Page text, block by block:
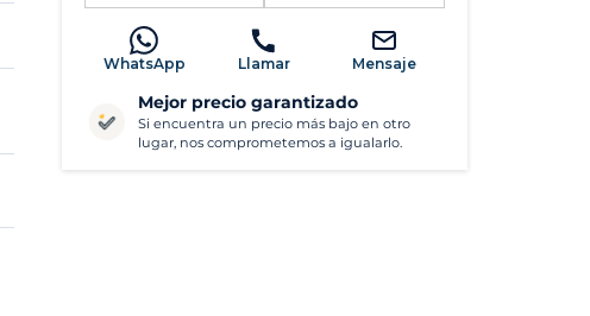
WhatsApp Llamar Mensaje
Mejor precio garantizado
Si encuentra un precio más bajo en otro
lugar, nos comprometemos a igualarlo.